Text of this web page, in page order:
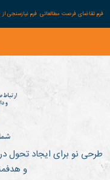
فرم تقاضای فرصت مطالعاتی فرم نیازسنجی
طرحی نو برای ایجاد تحول
و